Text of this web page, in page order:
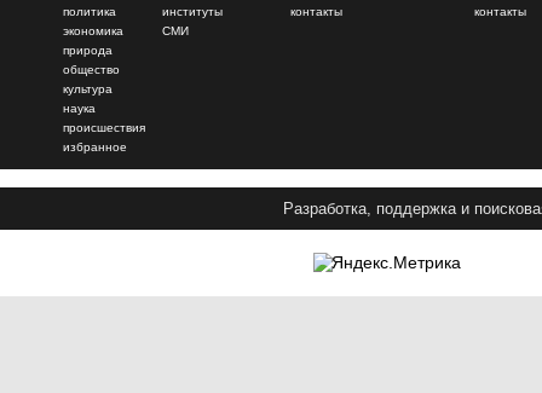
политика
экономика
природа
общество
культура
наука
происшествия
избранное
институты
СМИ
контакты
контакты
Разработка, поддержка и